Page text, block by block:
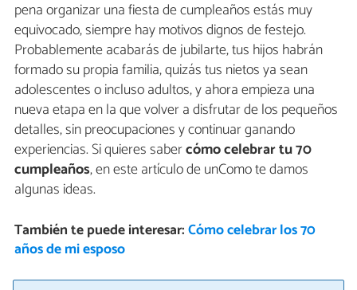
pena organizar una fiesta de cumpleaños estás muy
equivocado, siempre hay motivos dignos de festejo.
Probablemente acabarás de jubilarte, tus hijos habrán
formado su propia familia, quizás tus nietos ya sean
adolescentes o incluso adultos, y ahora empieza una
nueva etapa en la que volver a disfrutar de los pequeños
detalles, sin preocupaciones y continuar ganando
experiencias. Si quieres sabercómo celebrar tu 70
cumpleaños, en este artículo de unComo te damos
algunas ideas.
También te puede interesar:Cómo celebrar los 70
años de mi esposo